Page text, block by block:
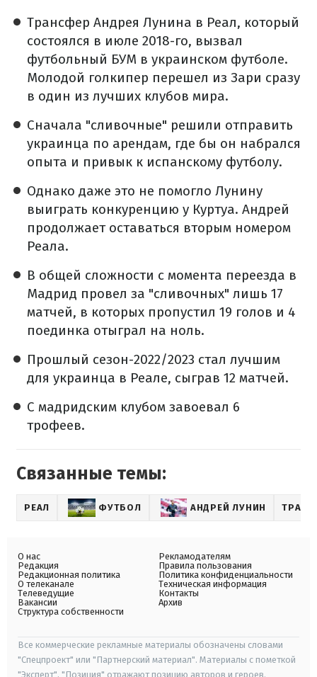
Трансфер Андрея Лунина в Реал, который
состоялся в июле 2018-го, вызвал
футбольный БУМ в украинском футболе.
Молодой голкипер перешел из Зари сразу
в один из лучших клубов мира.
Сначала "сливочные" решили отправить
украинца по арендам, где бы он набрался
опыта и привык к испанскому футболу.
Однако даже это не помогло Лунину
выиграть конкуренцию у Куртуа. Андрей
продолжает оставаться вторым номером
Реала.
В общей сложности с момента переезда в
Мадрид провел за "сливочных" лишь 17
матчей, в которых пропустил 19 голов и 4
поединка отыграл на ноль.
Прошлый сезон-2022/2023 стал лучшим
для украинца в Реале, сыграв 12 матчей.
С мадридским клубом завоевал 6
трофеев.
Связанные темы:
РЕАЛ ФУТБОЛ АНДРЕЙ ЛУНИН
О нас
Редакция
Редакционная политика
О телеканале
Телеведущие
Вакансии
Структура собственности
Рекламодателям
Правила пользования
Политика конфиденциальности
Техническая информация
Контакты
Архив
Все коммерческие рекламные материалы обозначены словами
"Спецпроект" или "Партнерский материал". Материалы с пометкой
"Эксперт", "Позиция" отражают позицию авторов и героев.